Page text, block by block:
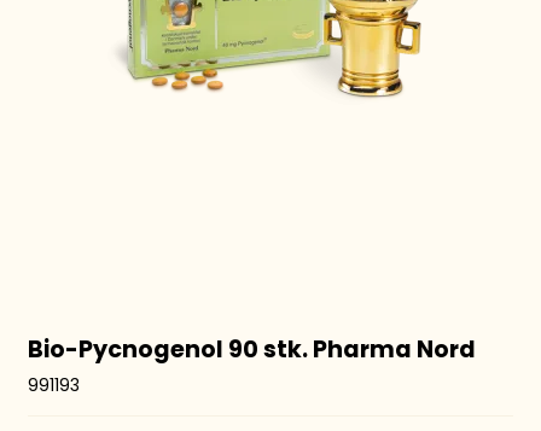
Bio-Pycnogenol 90 stk. Pharma Nord
991193